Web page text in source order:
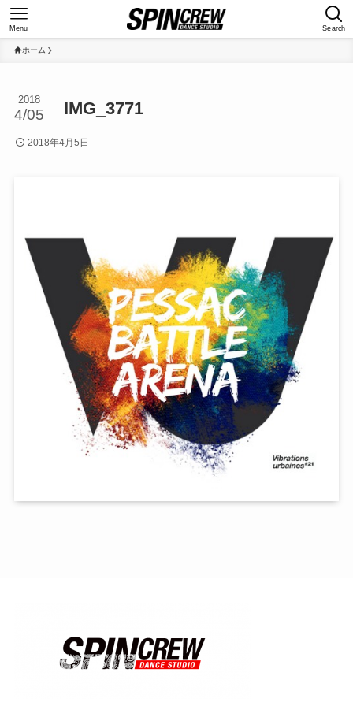
Search
Menu
ホーム
IMG_3771
2018
4/05
2018年4月5日